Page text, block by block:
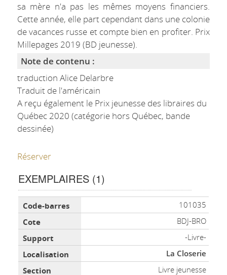
sa mère n'a pas les mêmes moyens financiers.
Cette année, elle part cependant dans une colonie
de vacances russe et compte bien en profiter. Prix
Millepages 2019 (BD jeunesse).
Note de contenu :
traduction Alice Delarbre
Traduit de l'américain
A reçu également le Prix jeunesse des libraires du
Québec 2020 (catégorie hors Québec, bande
dessinée)
Réserver
EXEMPLAIRES (1)
Liste des exemplaires
101035
BDJ-BRO
-Livre-
La Closerie
Livre jeunesse